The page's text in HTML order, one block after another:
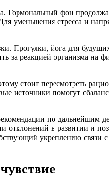
Гормональный фон
уменьшения стресса и
Прогулки, йога для
за реакцией организма на
стоит пересмотреть
источники помогут
по дальнейшим
отклонений в развитии и
укреплению связи